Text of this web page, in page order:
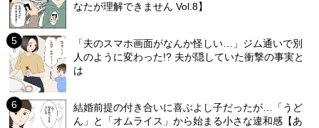
なたが理解できません Vol.8】
「夫のスマホ画面がなんか怪しい…」ジム通いで別
人のように変わった!? 夫が隠していた衝撃の事実と
は
結婚前提の付き合いに喜ぶよし子だったが…「うど
ん」と「オムライス」から始まる小さな違和感【あ